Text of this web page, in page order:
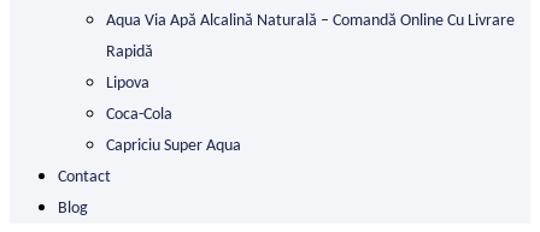
Aqua Via Apă Alcalină Naturală – Comandă Online Cu Livrare
Rapidă
Lipova
Coca-Cola
Capriciu Super Aqua
Contact
Blog